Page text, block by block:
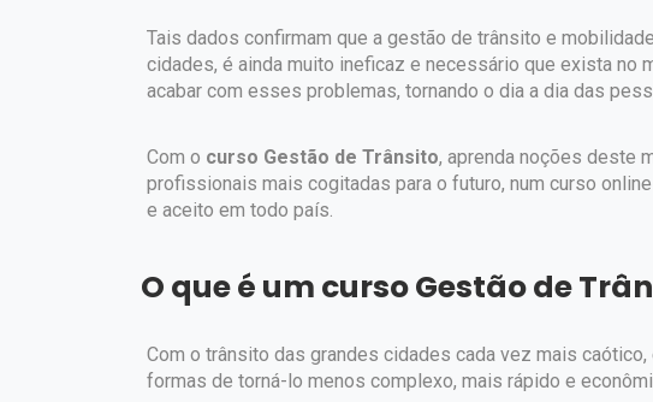
Tais dados confirmam que a gestão de trânsito e
cidades, é ainda muito ineficaz e necessário que exista
acabar com esses problemas, tornando o dia a dia das
Com o curso Gestão de Trânsito, aprenda noções deste
profissionais mais cogitadas para o futuro, num curso
e aceito em todo país.
O que é um curso Gestão de
Com o trânsito das grandes cidades cada vez mais
formas de torná-lo menos complexo, mais rápido e